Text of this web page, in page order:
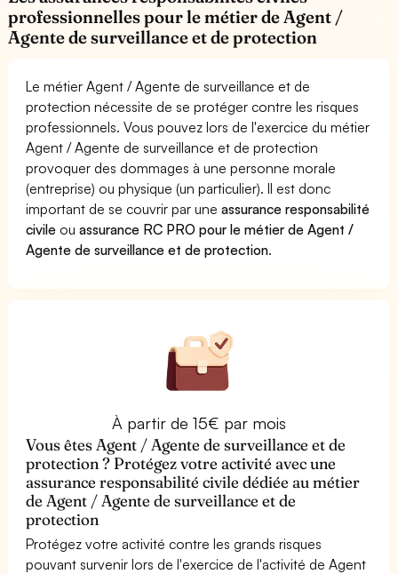
professionnelles pour le métier de Agent /
Agente de surveillance et de protection
Le métier Agent / Agente de surveillance et de
protection nécessite de se protéger contre les risques
professionnels. Vous pouvez lors de l'exercice du métier
Agent / Agente de surveillance et de protection
provoquer des dommages à une personne morale
(entreprise) ou physique (un particulier). Il est donc
important de se couvrir par uneassurance responsabilité
civile ouassurance RC PRO pour le métier de Agent /
Agente de surveillance et de protection.
À partir de 15€ par mois
Vous êtes Agent / Agente de surveillance et de
protection ? Protégez votre activité avec une
assurance responsabilité civile dédiée au métier
de Agent / Agente de surveillance et de
protection
Protégez votre activité contre les grands risques
pouvant survenir lors de l'exercice de l'activité de Agent